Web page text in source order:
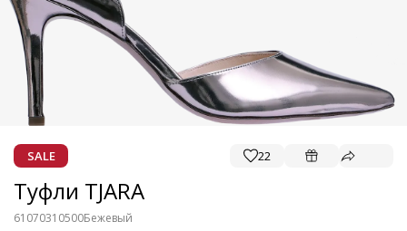
SALE 22
Туфли TJARA
61070310500Бежевый